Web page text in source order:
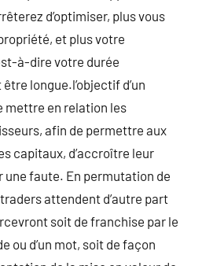
d’optimiser, plus vous
et plus votre
à-dire votre durée
longue.l’objectif d’un
mettre en relation les
afin de permettre aux
capitaux, d’accroître leur
une faute. En permutation de
attendent d’autre part
soit de franchise par le
ou d’un mot, soit de façon